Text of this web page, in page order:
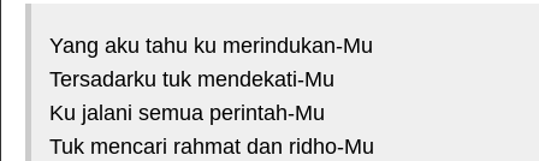
Yang aku tahu ku merindukan-Mu
Tersadarku tuk mendekati-Mu
Ku jalani semua perintah-Mu
Tuk mencari rahmat dan ridho-Mu